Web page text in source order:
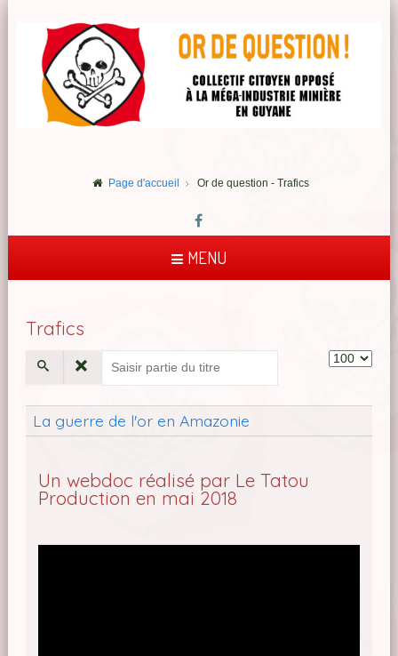
Page d'accueil Or de question - Trafics
MENU
Trafics
La guerre de l'or en Amazonie
Un webdoc réalisé par Le Tatou
Production en mai 2018